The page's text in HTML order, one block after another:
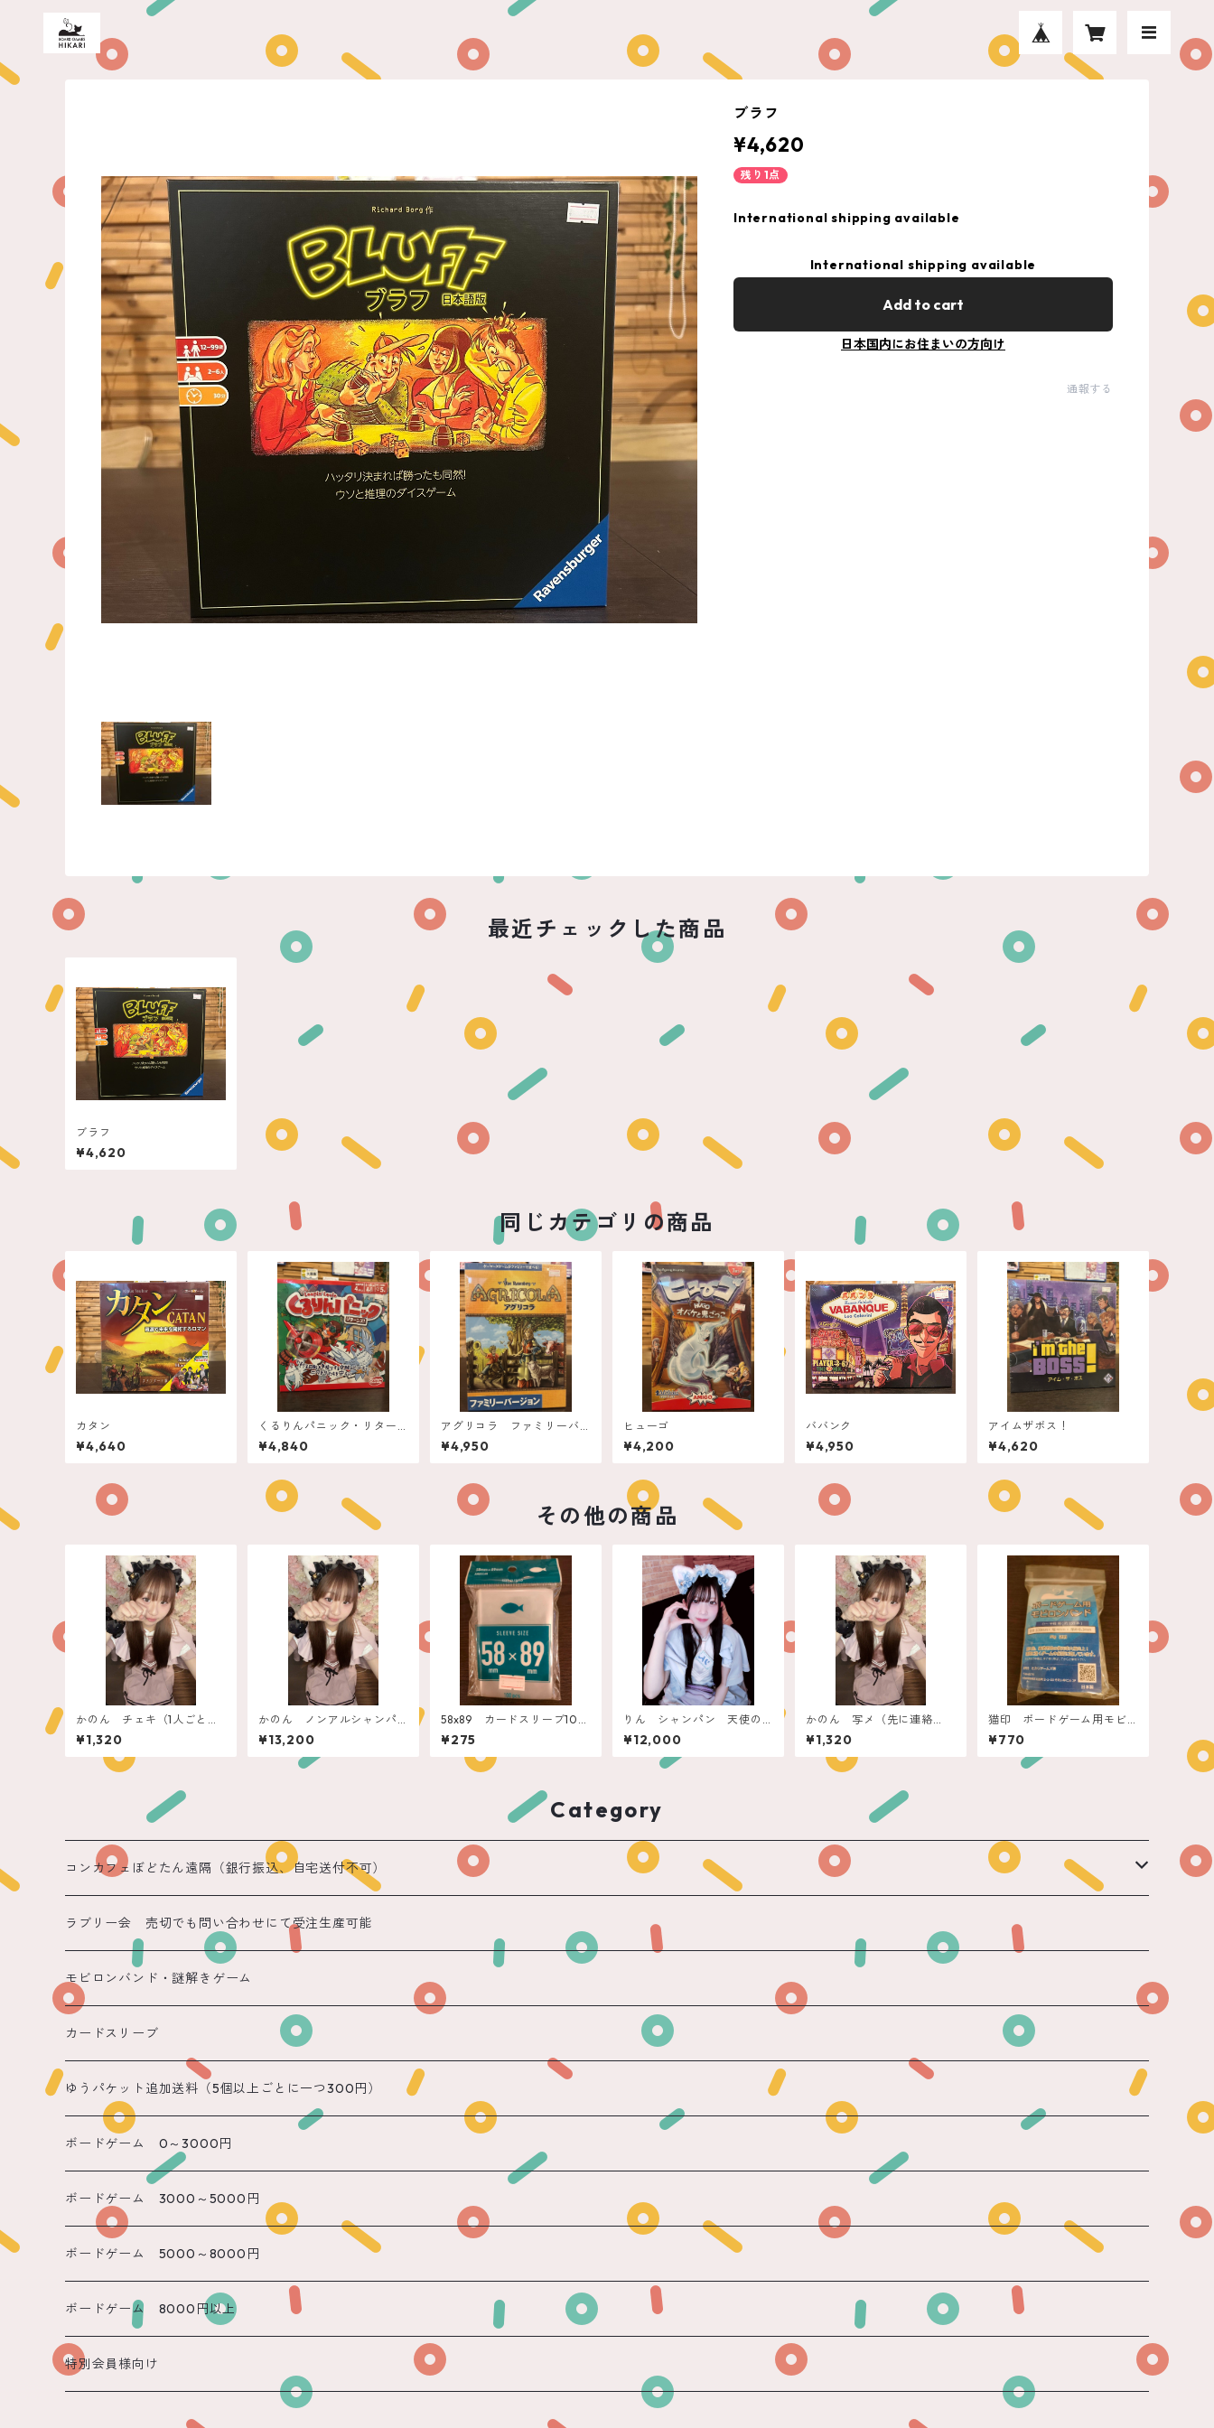
ブラフ
¥4,620
残り1点
International shipping available
International shipping available
Add to cart
日本国内にお住まいの方向け
通報する
最近チェックした商品
ブラフ
¥4,620
同じカテゴリの商品
カタン
¥4,640
くるりんパニック・リター
ンズ！
¥4,840
アグリコラ ファミリーバ
ージョン
¥4,950
ヒューゴ
¥4,200
ババンク
¥4,950
アイムザボス！
¥4,620
その他の商品
かのん チェキ（1人ごとに1
つ9
¥1,320
かのん ノンアルシャンパ
ン ぽん！できるフィリコ
¥13,200
58x89 カードスリーブ100
枚 エンゲームズ”アメリカ
ン”
¥275
りん シャンパン 天使の
アスティ
¥12,000
かのん 写メ（先に連絡
要）
¥1,320
猫印 ボードゲーム用モビ
ロンバンド（小～中箱用）
新型 透明 50ｇ
¥770
Category
コンカフェぼどたん遠隔（銀行振込、自宅送付不可）
遠隔 ちほまる
遠隔 ねこ
遠隔 あまね
遠隔 りん
遠隔 のん
遠隔 かのん
遠隔 もね
ラブリー会 売切でも問い合わせにて受注生産可能
モビロンバンド・謎解きゲーム
カードスリーブ
ゆうパケット追加送料（5個以上ごとに一つ300円）
ボードゲーム 0～3000円
ボードゲーム 3000～5000円
ボードゲーム 5000～8000円
ボードゲーム 8000円以上
特別会員様向け